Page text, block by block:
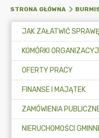
STRONA GŁÓWNA
KOMÓRKI
OFERTY PRACY
FINANSE I MAJĄTEK
ZAMÓWIENIA
NIERUCHOMOŚCI